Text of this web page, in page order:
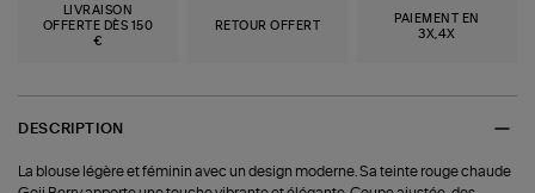
LIVRAISON
OFFERTE DÈS 150
€
RETOUR OFFERT
PAIEMENT EN
3X,4X
DESCRIPTION
La blouse légère et féminin avec un design moderne. Sa teinte rouge chaude